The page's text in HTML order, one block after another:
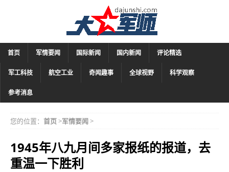
首页 军情要闻 国际新闻 国内新闻 评论精选
军工科技 航空工业 奇闻趣事 全球视野 科学观察
参考消息
您的位置： 首页>军情要闻>
1945年八九月间多家报纸的报道，去
重温一下胜利